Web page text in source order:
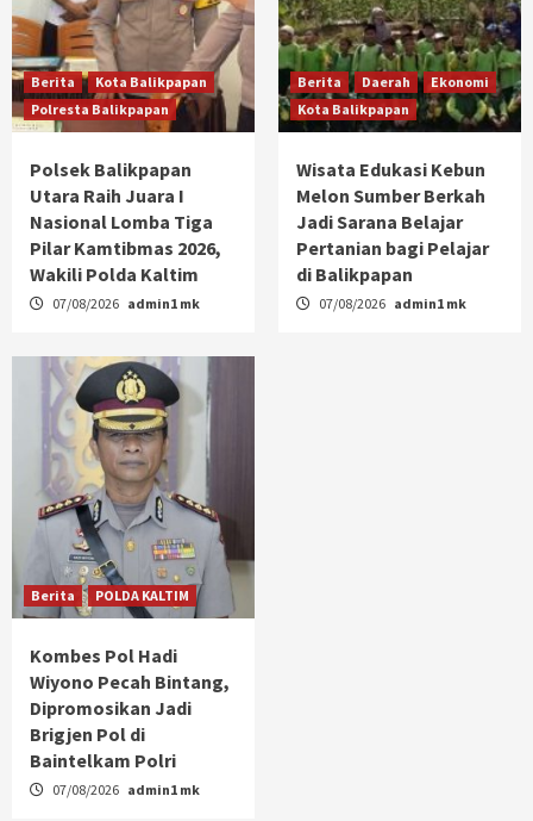
Berita
Kota Balikpapan
Polresta Balikpapan
Polsek Balikpapan
Utara Raih Juara I
Nasional Lomba Tiga
Pilar Kamtibmas 2026,
Wakili Polda Kaltim
07/08/2026 admin1 mk
Berita Daerah
Ekonomi
Kota Balikpapan
Wisata Edukasi Kebun
Melon Sumber Berkah
Jadi Sarana Belajar
Pertanian bagi Pelajar
di Balikpapan
07/08/2026 admin1 mk
Berita POLDA KALTIM
Kombes Pol Hadi
Wiyono Pecah Bintang,
Dipromosikan Jadi
Brigjen Pol di
Baintelkam Polri
07/08/2026 admin1 mk